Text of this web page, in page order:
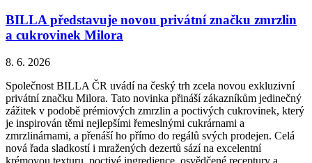
BILLA představuje novou privátní značku zmrzlin
a cukrovinek Milora
8. 6. 2026
Společnost BILLA ČR uvádí na český trh zcela novou exkluzivní
privátní značku Milora. Tato novinka přináší zákazníkům jedinečný
zážitek v podobě prémiových zmrzlin a poctivých cukrovinek, který
je inspirován těmi nejlepšími řemeslnými cukrárnami a
zmrzlinárnami, a přenáší ho přímo do regálů svých prodejen. Celá
nová řada sladkostí i mražených dezertů sází na excelentní
krémovou texturu, poctivé ingredience, osvědčené receptury a